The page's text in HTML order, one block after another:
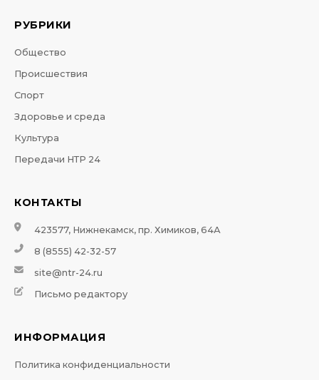
РУБРИКИ
Общество
Происшествия
Спорт
Здоровье и среда
Культура
Передачи НТР 24
КОНТАКТЫ
423577, Нижнекамск, пр. Химиков, 64А
8 (8555) 42-32-57
site@ntr-24.ru
Письмо редактору
ИНФОРМАЦИЯ
Политика конфиденциальности